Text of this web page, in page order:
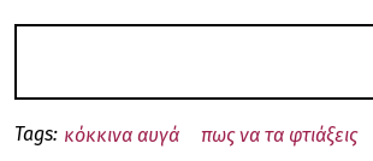
Tags: κόκκινα αυγά πως να τα φτιάξεις